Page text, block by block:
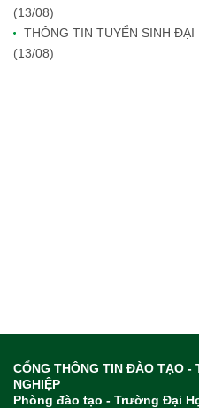
(13/08)
THÔNG TIN TUYỂN SINH ĐẠI
(13/08)
CỔNG THÔNG TIN ĐÀO TẠO -
NGHIỆP
Phòng đào tạo - Trường Đại